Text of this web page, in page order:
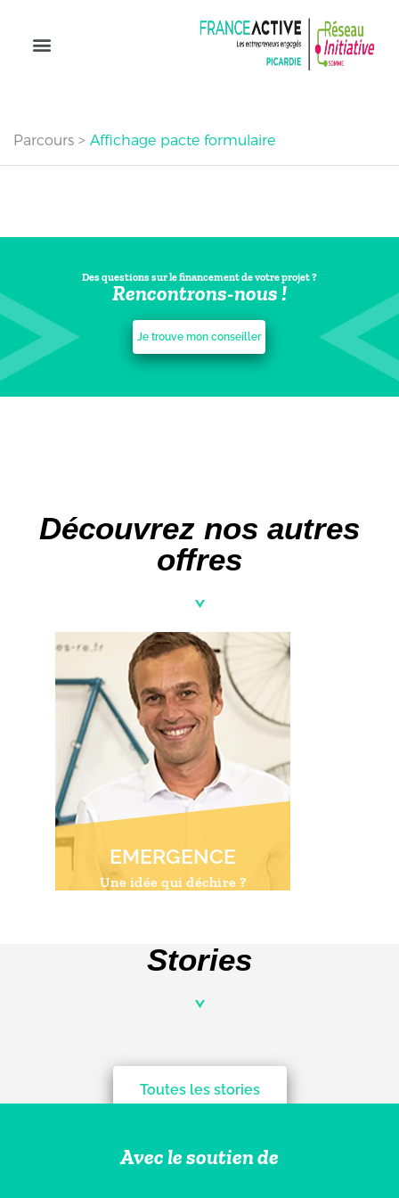
Parcours > Affichage pacte formulaire
Des questions sur le financement de votre projet ?
Rencontrons-nous !
Je trouve mon conseiller
Découvrez nos autres
offres
EMERGENCE
Une idée qui déchire ?
Stories
Toutes les stories
Avec le soutien de